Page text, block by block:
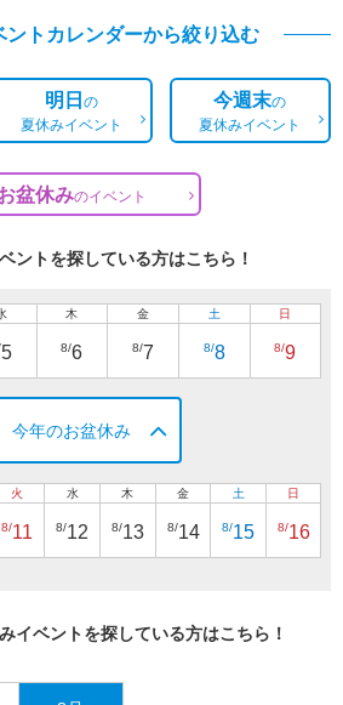
ントカレンダーから絞り込む
明日の
夏休みイベント
今週末の
夏休みイベント
盆休みのイベント
ントを探している方はこちら！
5
木
8/6
金
8/7
土
8/8
日
8/9
今年のお盆休み
火
8/11
水
8/12
木
8/13
金
8/14
土
8/15
日
8/16
イベントを探している方はこちら！